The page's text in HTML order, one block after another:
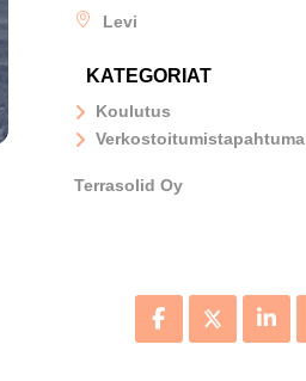
Levi
KATEGORIAT
Koulutus
Verkostoitumistapahtuma
Terrasolid Oy